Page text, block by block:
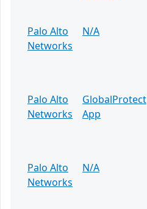
Palo Alto
Networks
N/A
Palo Alto
Networks
GlobalProtect
App
Palo Alto
Networks
N/A